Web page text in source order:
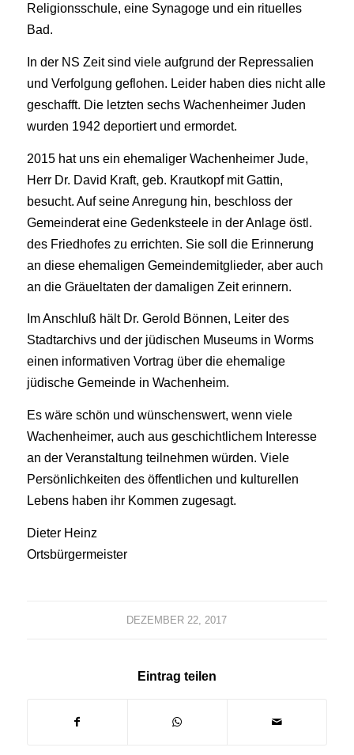
Religionsschule, eine Synagoge und ein rituelles
Bad.
In der NS Zeit sind viele aufgrund der Repressalien
und Verfolgung geflohen. Leider haben dies nicht alle
geschafft. Die letzten sechs Wachenheimer Juden
wurden 1942 deportiert und ermordet.
2015 hat uns ein ehemaliger Wachenheimer Jude,
Herr Dr. David Kraft, geb. Krautkopf mit Gattin,
besucht. Auf seine Anregung hin, beschloss der
Gemeinderat eine Gedenksteele in der Anlage östl.
des Friedhofes zu errichten. Sie soll die Erinnerung
an diese ehemaligen Gemeindemitglieder, aber auch
an die Gräueltaten der damaligen Zeit erinnern.
Im Anschluß hält Dr. Gerold Bönnen, Leiter des
Stadtarchivs und der jüdischen Museums in Worms
einen informativen Vortrag über die ehemalige
jüdische Gemeinde in Wachenheim.
Es wäre schön und wünschenswert, wenn viele
Wachenheimer, auch aus geschichtlichem Interesse
an der Veranstaltung teilnehmen würden. Viele
Persönlichkeiten des öffentlichen und kulturellen
Lebens haben ihr Kommen zugesagt.
Dieter Heinz
Ortsbürgermeister
DEZEMBER 22, 2017
Eintrag teilen